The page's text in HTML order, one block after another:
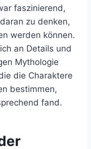
faszinierend,
zu denken,
werden können.
an Details und
Mythologie
die Charaktere
bestimmen,
fand.